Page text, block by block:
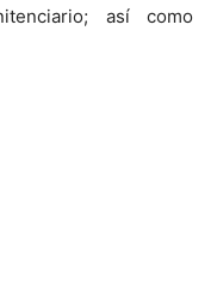
así como